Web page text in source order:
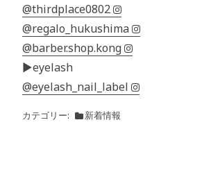
@thirdplace0802
@regalo_hukushima
@barber.shop.kong
▶︎eyelash
@eyelash_nail_label
カテゴリー 新着情報